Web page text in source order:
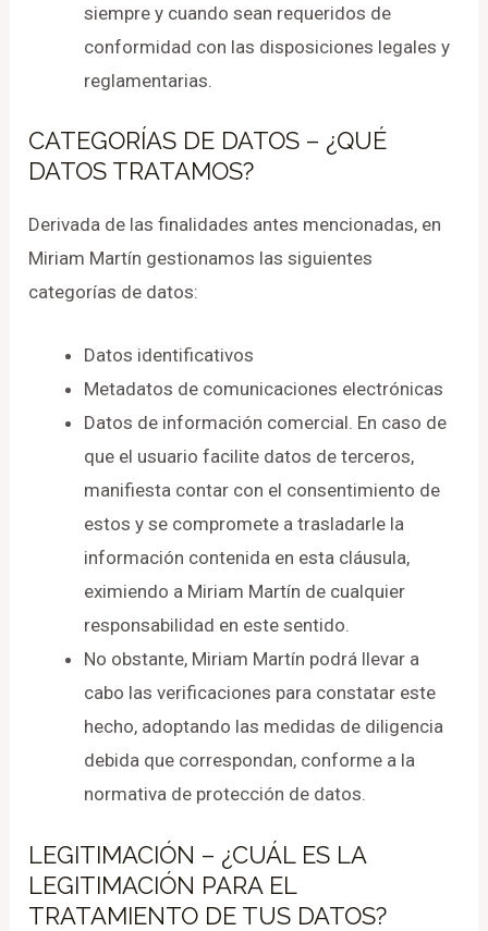
siempre y cuando sean requeridos de
conformidad con las disposiciones legales y
reglamentarias.
CATEGORÍAS DE DATOS – ¿QUÉ
DATOS TRATAMOS?
Derivada de las finalidades antes mencionadas, en
Miriam Martín gestionamos las siguientes
categorías de datos:
Datos identificativos
Metadatos de comunicaciones electrónicas
Datos de información comercial. En caso de
que el usuario facilite datos de terceros,
manifiesta contar con el consentimiento de
estos y se compromete a trasladarle la
información contenida en esta cláusula,
eximiendo a Miriam Martín de cualquier
responsabilidad en este sentido.
No obstante, Miriam Martín podrá llevar a
cabo las verificaciones para constatar este
hecho, adoptando las medidas de diligencia
debida que correspondan, conforme a la
normativa de protección de datos.
LEGITIMACIÓN – ¿CUÁL ES LA
LEGITIMACIÓN PARA EL
TRATAMIENTO DE TUS DATOS?